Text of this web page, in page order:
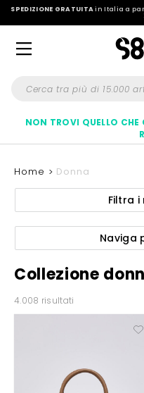
SPEDIZIONE GRATUITAin Italia a
NON TROVI QUELLO
Home Donna
Collezione
Filtra
Naviga
4.008 risultati